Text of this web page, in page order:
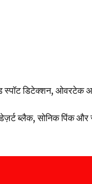
ओवरटेक
ब्लैक, सोनिक पिंक